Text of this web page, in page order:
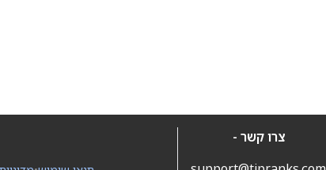
צרו קשר -